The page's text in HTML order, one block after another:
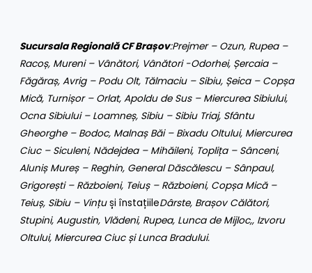
Sucursala Regională CF Brașov:Prejmer – Ozun, Rupea –
Racoș, Mureni – Vânători, Vânători -Odorhei, Șercaia –
Făgăraș, Avrig – Podu Olt, Tălmaciu – Sibiu, Șeica – Copșa
Mică, Turnișor – Orlat, Apoldu de Sus – Miercurea Sibiului,
Ocna Sibiului – Loamneș, Sibiu – Sibiu Triaj, Sfântu
Gheorghe – Bodoc, Malnaș Băi – Bixadu Oltului, Miercurea
Ciuc – Siculeni, Nădejdea – Mihăileni, Toplița – Sânceni,
Aluniș Mureș – Reghin, General Dăscălescu – Sânpaul,
Grigorești – Războieni, Teiuș – Războieni, Copșa Mică –
Teiuș, Sibiu – Vințuși înstațiileDârste, Brașov Călători,
Stupini, Augustin, Vlădeni, Rupea, Lunca de Mijloc,, Izvoru
Oltului, Miercurea Ciuc și Lunca Bradului.